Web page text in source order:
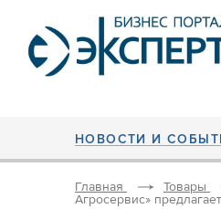
НОВОСТИ И
Главная Товары
Агросервис»